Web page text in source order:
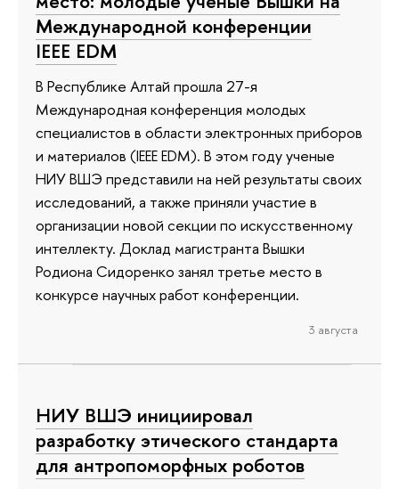
Международной конференции
IEEE EDM
В Республике Алтай прошла 27-я
Международная конференция молодых
специалистов в области электронных приборов
и материалов (IEEE EDM). В этом году ученые
НИУ ВШЭ представили на ней результаты своих
исследований, а также приняли участие в
организации новой секции по искусственному
интеллекту. Доклад магистранта Вышки
Родиона Сидоренко занял третье место в
конкурсе научных работ конференции.
3 августа
НИУ ВШЭ инициировал
разработку этического стандарта
для антропоморфных роботов